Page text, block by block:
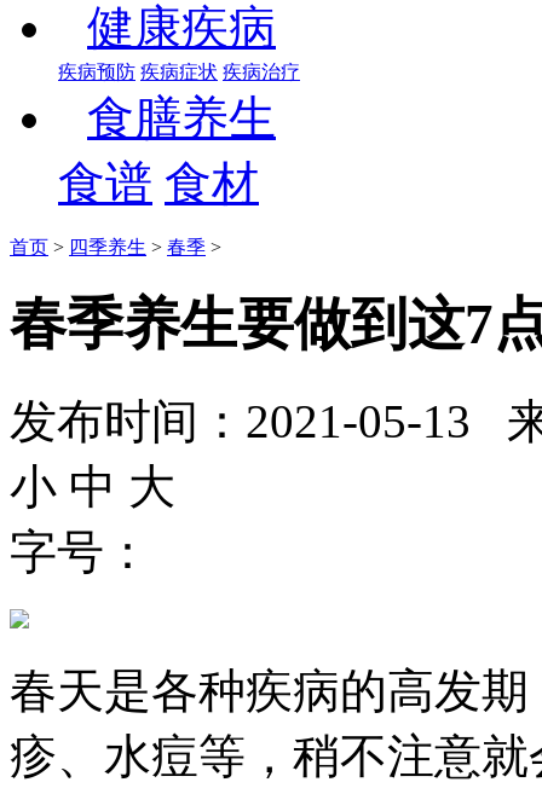
健康疾病
疾病预防 疾病症状 疾病治疗
食膳养生
食谱 食材
首页 > 四季养生 > 春季 >
春季养生要做到这7
发布时间：2021-05-13
小 中 大
字号：
春天是各种疾病的高发
疹、水痘等，稍不注意